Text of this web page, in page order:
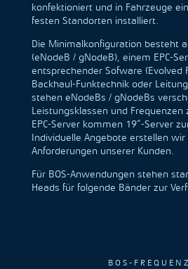
konfektioniert und in Fahrzeuge
festen Standorten installiert.
Die Minimalkonfiguration besteht
(eNodeB / gNodeB), einem EPC-
entsprechender Sofware (Evolved
Backhaul-Funktechnik oder
stehen eNodeBs / gNodeBs
Leistungsklassen und Frequenzen
EPC-Server kommen 19“-Server
Individuelle Angebote erstellen
Anforderungen unserer Kunden.
Für BOS-Anwendungen stehen
Heads für folgende Bänder zur
BOS-